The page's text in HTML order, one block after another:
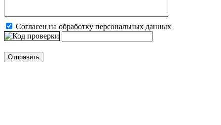
Согласен на обработку персональных данных